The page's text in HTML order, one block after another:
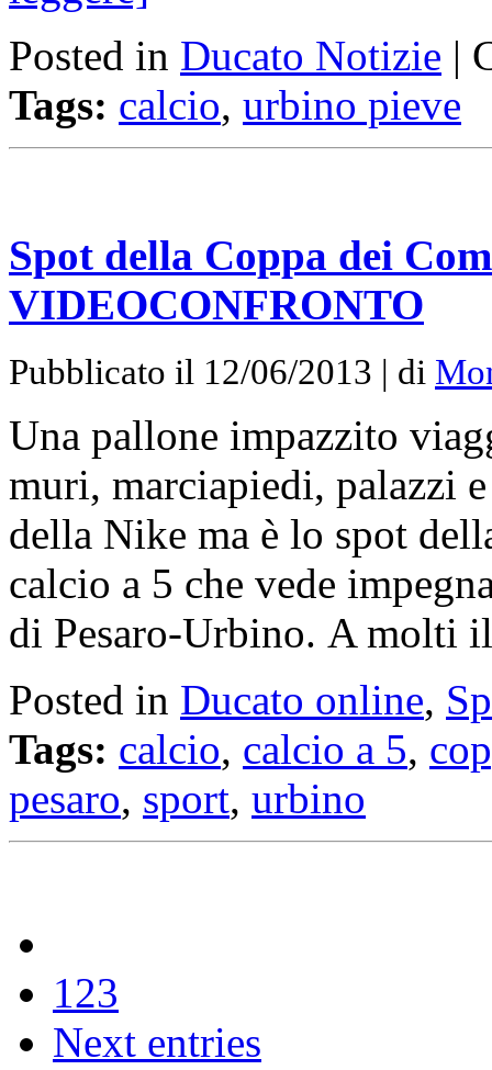
Posted in Ducato Notizie |
Tags: calcio, urbino pieve
Spot della Coppa dei
VIDEOCONFRONTO
Pubblicato il 12/06/2013 | di
Una pallone impazzito
muri, marciapiedi, palazzi
della Nike ma è lo spot
calcio a 5 che vede
di Pesaro-Urbino. A
Posted in Ducato online,
Tags: calcio, calcio a 5,
pesaro, sport, urbino
123
Next entries